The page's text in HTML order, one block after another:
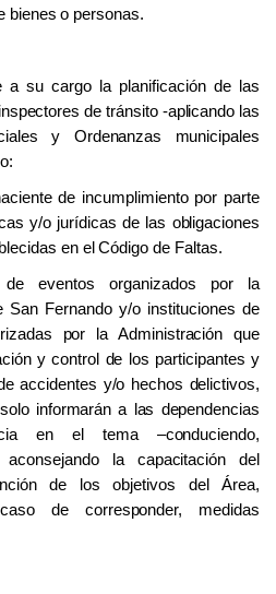
bienes o personas.
a su cargo la planificación de las
de tránsito -aplicando las
y Ordenanzas municipales
de incumplimiento por parte
y/o jurídicas de las obligaciones
en el Código de Faltas.
de eventos organizados por la
San Fernando y/o instituciones de
por la Administración que
y control de los participantes y
accidentes y/o hechos delictivos,
informarán a las dependencias
en el tema –conduciendo,
aconsejando la capacitación del
de los objetivos del Área,
de corresponder, medidas